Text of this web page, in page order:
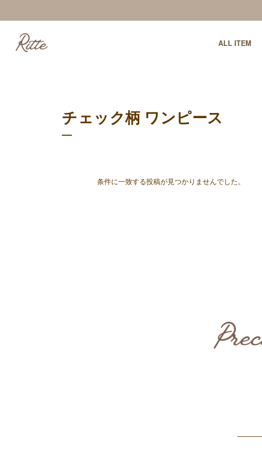
ALL ITEM
チェック柄 ワンピース
条件に一致する投稿が見つかりませんでした。